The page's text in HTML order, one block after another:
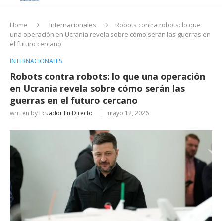
Home Internacionales
Robots contra robots: lo que
una operación en Ucrania revela sobre cómo serán las guerras en
el futuro cercano
INTERNACIONALES
Robots contra robots: lo que una operación
en Ucrania revela sobre cómo serán las
guerras en el futuro cercano
written by Ecuador En Directo mayo 12, 2026